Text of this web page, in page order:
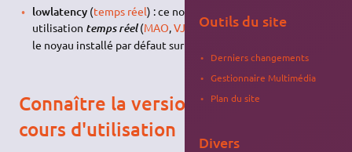
lowlatency(temps réel) : ce noyau est spécifique pour une
utilisation temps réel(MAO,VJing, performances, etc.). C'est
le noyau installé par défaut sur
Connaître la version du noyau en
cours d'utilisation
Outils du site
Derniers changements
Gestionnaire Multimédia
Plan du site
Divers